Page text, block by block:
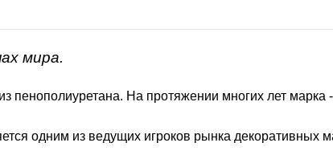
мира.
пенополиуретана. На протяжении многих лет марка
одним из ведущих игроков рынка декоративных